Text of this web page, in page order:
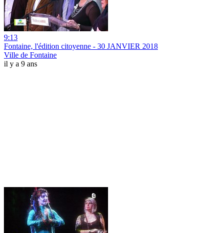
9:13
Fontaine, l'édition citoyenne - 30 JANVIER 2018
Ville de Fontaine
il y a 9 ans